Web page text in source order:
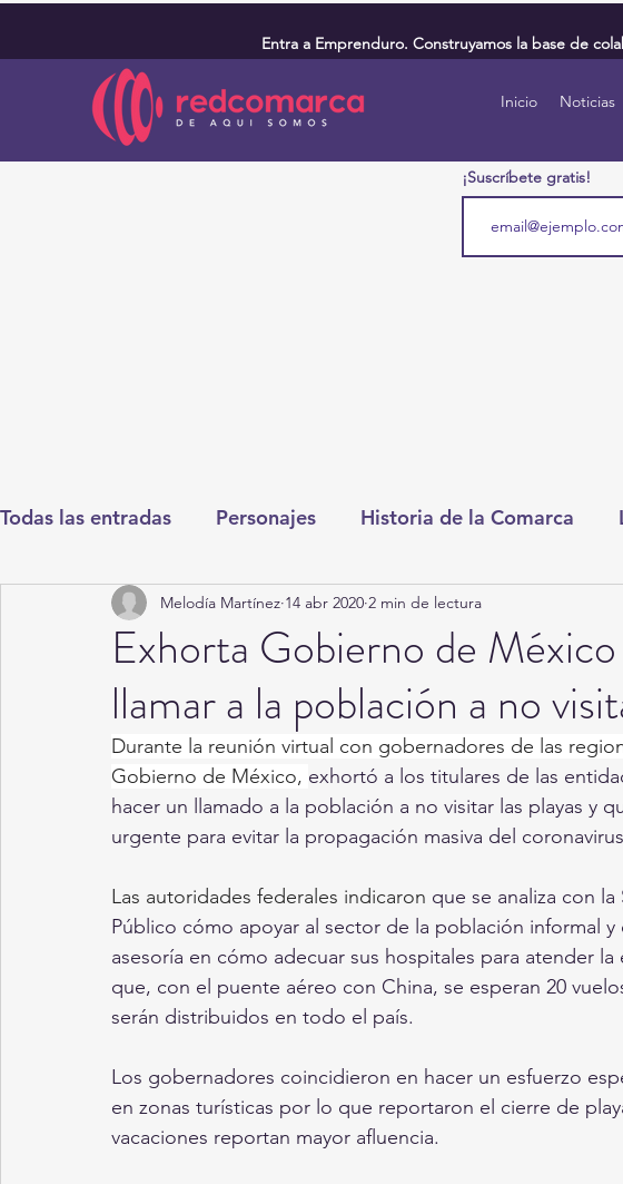
Entra a Emprenduro. Construyamos la base de
Inicio Noticias
¡Suscríbete gratis!
Todas las entradas Personajes Historia de la Comarca
Deportes Salud Entretenimiento Cultura y
Round Cero Columnistas CDMX Nacionales
Chismes Qué Curioso Gómez Palacio Comics
Santa Aurelia de los Vientos San Pedro
Exhorta Gobierno de
llamar a la población a no
Melodía Martínez 14 abr 2020 2 min de lectura
Durante la reunión virtual con gobernadores de las
Gobierno de México, exhortó a los titulares de las
hacer un llamado a la población a no visitar las playas y
urgente para evitar la propagación masiva del
Las autoridades federales indicaron que se analiza con
Público cómo apoyar al sector de la población informal
asesoría en cómo adecuar sus hospitales para atender
que, con el puente aéreo con China, se esperan 20
serán distribuidos en todo el país.
Los gobernadores coincidieron en hacer un esfuerzo
en zonas turísticas por lo que reportaron el cierre de
vacaciones reportan mayor afluencia.